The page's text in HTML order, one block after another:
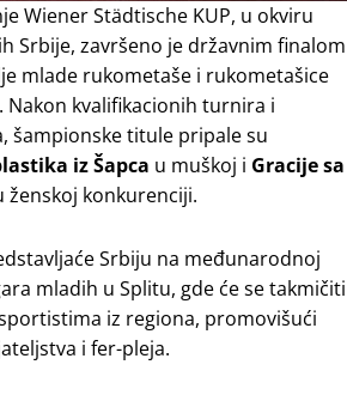
Wiener Städtische KUP, u okviru
Srbije, završeno je državnim finalom
mlade rukometaše i rukometašice
Nakon kvalifikacionih turnira i
šampionske titule pripale su
iz Šapca u muškoj i Gracije sa
ženskoj konkurenciji.
Srbiju na međunarodnoj
mladih u Splitu, gde će se takmičiti
iz regiona, promovišući
i fer-pleja.